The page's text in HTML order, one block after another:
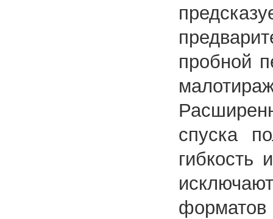
пробной
спуска
гибкость
форматов